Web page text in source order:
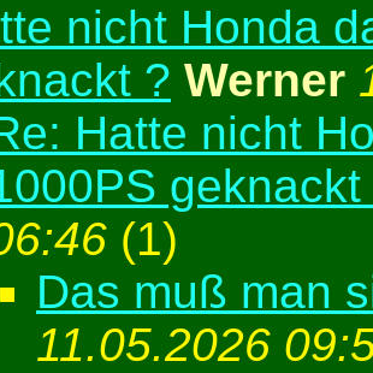
nicht Honda
? Werner
Hatte nicht
geknackt
(1)
Das muß man
11.05.2026